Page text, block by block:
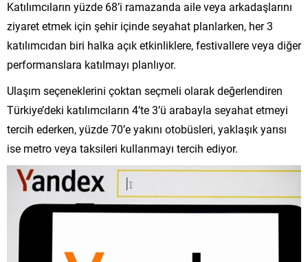
Katılımcıların yüzde 68’i ramazanda aile veya arkadaşlarını
ziyaret etmek için şehir içinde seyahat planlarken, her 3
katılımcıdan biri halka açık etkinliklere, festivallere veya diğer
performanslara katılmayı planlıyor.
Ulaşım seçeneklerini çoktan seçmeli olarak değerlendiren
Türkiye’deki katılımcıların 4’te 3’ü arabayla seyahat etmeyi
tercih ederken, yüzde 70’e yakını otobüsleri, yaklaşık yarısı
ise metro veya taksileri kullanmayı tercih ediyor.